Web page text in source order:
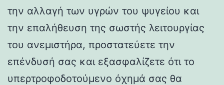
την αλλαγή των υγρών του ψυγείου και
την επαλήθευση της σωστής λειτουργίας
του ανεμιστήρα, προστατεύετε την
επένδυσή σας και εξασφαλίζετε ότι το
υπερτροφοδοτούμενο όχημά σας θα